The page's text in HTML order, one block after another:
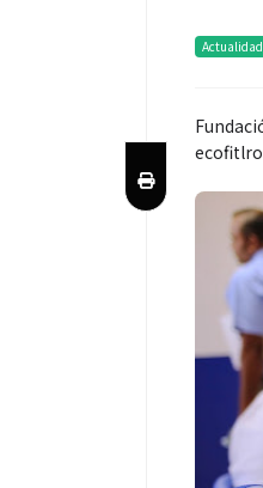
Actualidad